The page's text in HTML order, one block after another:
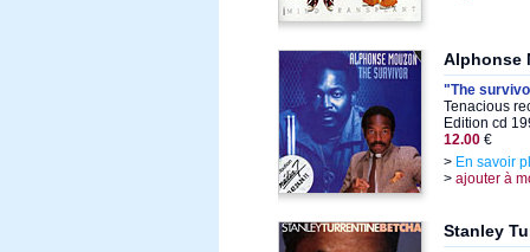
Alphonse
"The
Tenacious
Edition cd
12.00 €
> En savoir
> ajouter à
Stanley